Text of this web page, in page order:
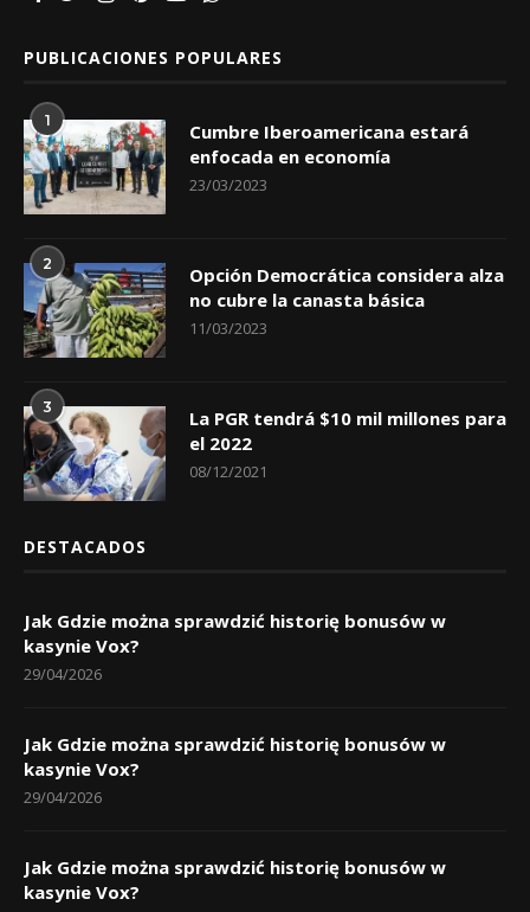
PUBLICACIONES POPULARES
1
Cumbre Iberoamericana estará
enfocada en economía
23/03/2023
2
Opción Democrática considera alza
no cubre la canasta básica
11/03/2023
3
La PGR tendrá $10 mil millones para
el 2022
08/12/2021
DESTACADOS
Jak Gdzie można sprawdzić historię bonusów w
kasynie Vox?
29/04/2026
Jak Gdzie można sprawdzić historię bonusów w
kasynie Vox?
29/04/2026
Jak Gdzie można sprawdzić historię bonusów w
kasynie Vox?